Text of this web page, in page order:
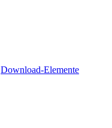
Download-Elemente